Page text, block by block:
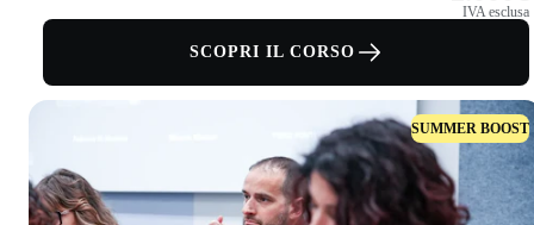
IVA esclusa
SCOPRI IL CORSO
SUMMER BOOST